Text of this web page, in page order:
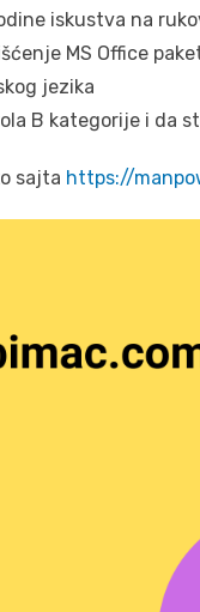
iskustva na
MS Office
jezika
B kategorije i da
sajta https://